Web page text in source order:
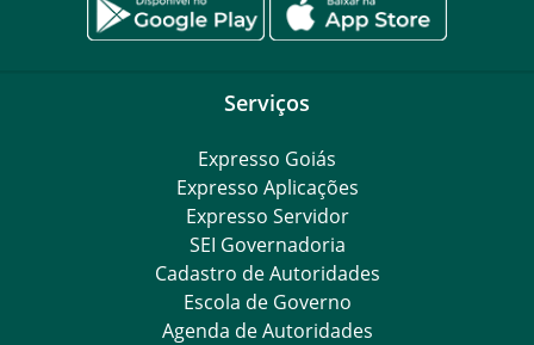
Serviços
Expresso Goiás
Expresso Aplicações
Expresso Servidor
SEI Governadoria
Cadastro de Autoridades
Escola de Governo
Agenda de Autoridades